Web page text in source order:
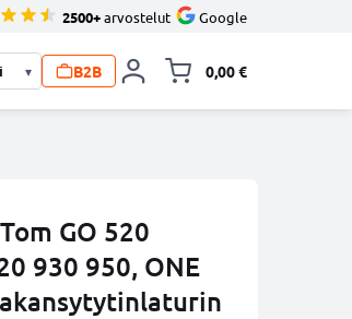
2500+arvostelut Google
▾ B2B 0,00 €
GO 520
930 950, ONE